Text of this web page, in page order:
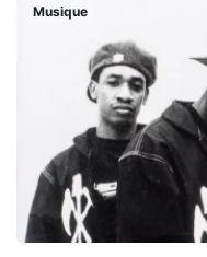
Musique